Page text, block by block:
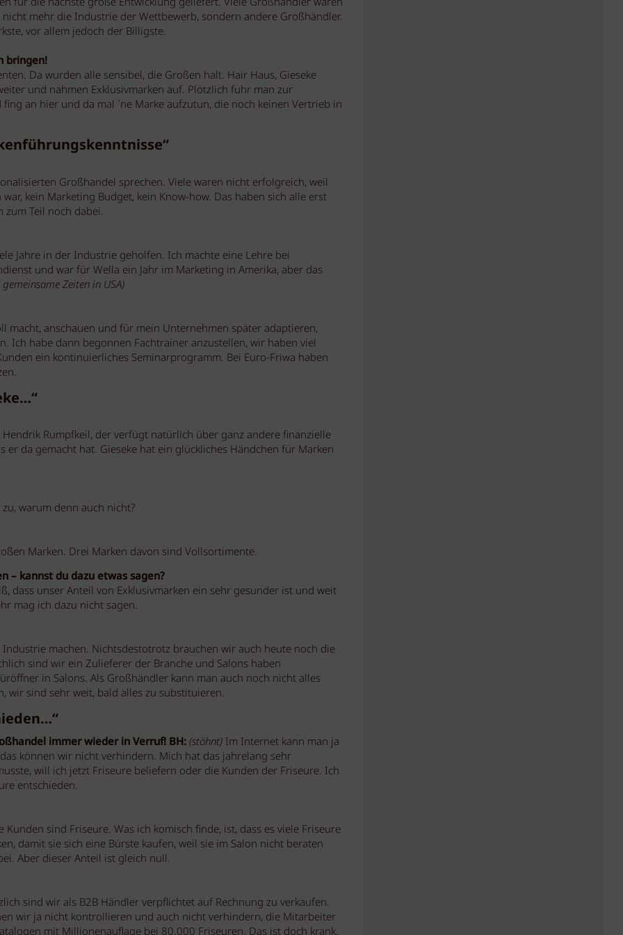
mehr die Industrie der Wettbewerb, sondern andere Großhändler.
vor allem jedoch der Billigste.
bringen!
Da wurden alle sensibel, die Großen halt. Hair Haus, Gieseke
und nahmen Exklusivmarken auf. Plötzlich fuhr man zur
an hier und da mal `ne Marke aufzutun, die noch keinen Vertrieb in
Großhandel sprechen. Viele waren nicht erfolgreich, weil
kein Marketing Budget, kein Know-how. Das haben sich alle erst
Teil noch dabei.
Jahre in der Industrie geholfen. Ich machte eine Lehre bei
und war für Wella ein Jahr im Marketing in Amerika, aber das
Zeiten in USA)
anschauen und für mein Unternehmen später adaptieren,
Ich habe dann begonnen Fachtrainer anzustellen, wir haben viel
ein kontinuierliches Seminarprogramm. Bei Euro-Friwa haben
Rumpfkeil, der verfügt natürlich über ganz andere finanzielle
er da gemacht hat. Gieseke hat ein glückliches Händchen für Marken
warum denn auch nicht?
Marken. Drei Marken davon sind Vollsortimente.
– kannst du dazu etwas sagen?
dass unser Anteil von Exklusivmarken ein sehr gesunder ist und weit
mag ich dazu nicht sagen.
machen. Nichtsdestotrotz brauchen wir auch heute noch die
sind wir ein Zulieferer der Branche und Salons haben
in Salons. Als Großhändler kann man auch noch nicht alles
wir sind sehr weit, bald alles zu substituieren.
immer wieder in Verruf! BH:(stöhnt)Im Internet kann man ja
können wir nicht verhindern. Mich hat das jahrelang sehr
will ich jetzt Friseure beliefern oder die Kunden der Friseure. Ich
entschieden.
sind Friseure. Was ich komisch finde, ist, dass es viele Friseure
damit sie sich eine Bürste kaufen, weil sie im Salon nicht beraten
Aber dieser Anteil ist gleich null.
sind wir als B2B Händler verpflichtet auf Rechnung zu verkaufen.
wir ja nicht kontrollieren und auch nicht verhindern, die Mitarbeiter